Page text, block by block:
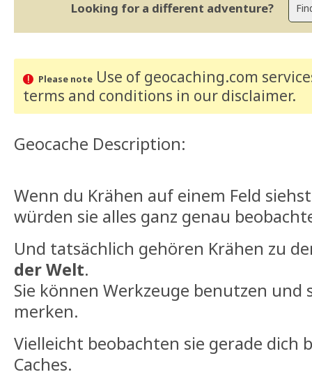
Looking for a different adventure?
Please noteUse of geocaching.com
terms and conditions in our disclaimer.
Geocache Description:
Wenn du Krähen auf einem Feld
würden sie alles ganz genau
Und tatsächlich gehören Krähen zu
der Welt.
Sie können Werkzeuge benutzen und
merken.
Vielleicht beobachten sie gerade dich
Caches.